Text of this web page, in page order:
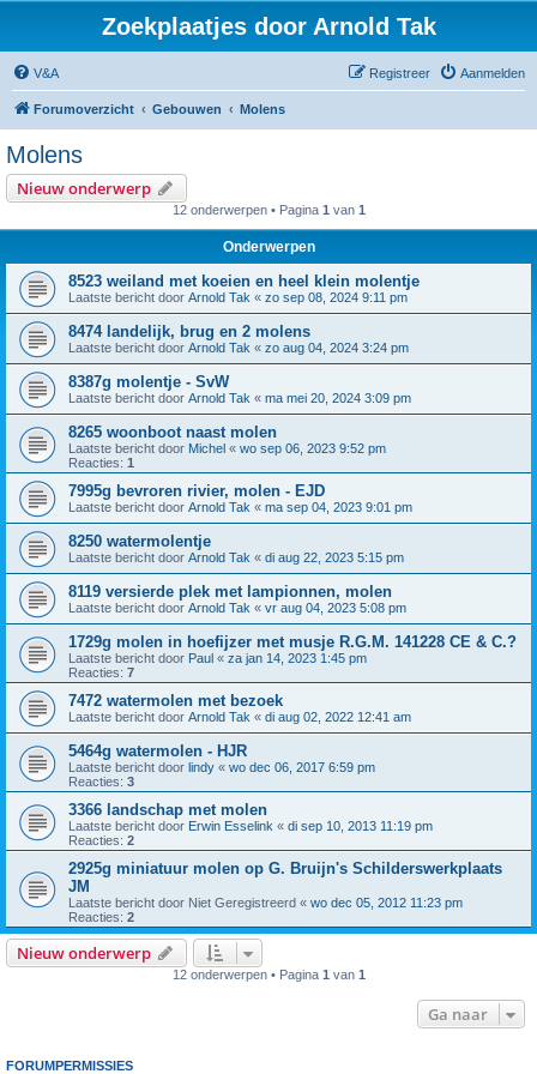
Zoekplaatjes door Arnold Tak
V&A Aanmelden
Registreer
Forumoverzicht Gebouwen Molens
Molens
Nieuw onderwerp
12 onderwerpen • Pagina 1 van 1
Onderwerpen
8523 weiland met koeien en heel klein molentje
Laatste bericht door Arnold Tak « zo sep 08, 2024 9:11 pm
8474 landelijk, brug en 2 molens
Laatste bericht door Arnold Tak « zo aug 04, 2024 3:24 pm
8387g molentje - SvW
Laatste bericht door Arnold Tak « ma mei 20, 2024 3:09 pm
8265 woonboot naast molen
Laatste bericht door Michel « wo sep 06, 2023 9:52 pm
Reacties: 1
7995g bevroren rivier, molen - EJD
Laatste bericht door Arnold Tak « ma sep 04, 2023 9:01 pm
8250 watermolentje
Laatste bericht door Arnold Tak « di aug 22, 2023 5:15 pm
8119 versierde plek met lampionnen, molen
Laatste bericht door Arnold Tak « vr aug 04, 2023 5:08 pm
1729g molen in hoefijzer met musje R.G.M. 141228 CE & C.?
Laatste bericht door Paul « za jan 14, 2023 1:45 pm
Reacties: 7
7472 watermolen met bezoek
Laatste bericht door Arnold Tak « di aug 02, 2022 12:41 am
5464g watermolen - HJR
Laatste bericht door lindy « wo dec 06, 2017 6:59 pm
Reacties: 3
3366 landschap met molen
Laatste bericht door Erwin Esselink « di sep 10, 2013 11:19 pm
Reacties: 2
2925g miniatuur molen op G. Bruijn's Schilderswerkplaats
JM
Laatste bericht door Niet Geregistreerd « wo dec 05, 2012 11:23 pm
Reacties: 2
Nieuw onderwerp
12 onderwerpen • Pagina 1 van 1
Ga naar
FORUMPERMISSIES